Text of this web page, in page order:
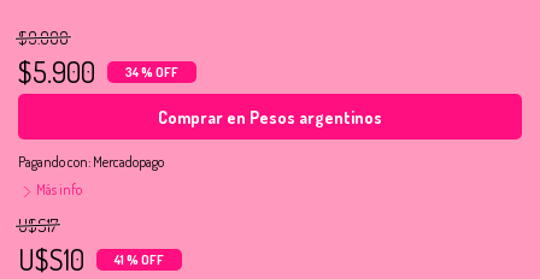
$9.000
$5.900 34 % OFF
Comprar en Pesos argentinos
Pagando con: Mercadopago
Más info
U$S17
U$S10 41 % OFF